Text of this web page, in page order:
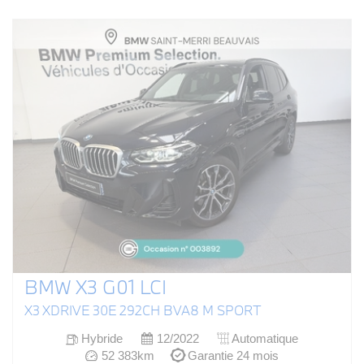
BMW X3 G01 LCI
X3 XDRIVE 30E 292CH BVA8 M SPORT
Hybride 12/2022
Automatique
52 383km
Garantie 24 mois